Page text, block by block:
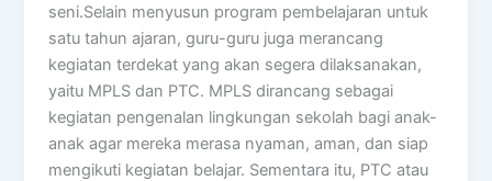
seni.Selain menyusun program pembelajaran untuk
satu tahun ajaran, guru-guru juga merancang
kegiatan terdekat yang akan segera dilaksanakan,
yaitu MPLS dan PTC. MPLS dirancang sebagai
kegiatan pengenalan lingkungan sekolah bagi anak-
anak agar mereka merasa nyaman, aman, dan siap
mengikuti kegiatan belajar. Sementara itu, PTC atau